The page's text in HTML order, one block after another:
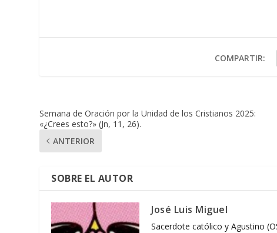
COMPARTIR:
Semana de Oración por la Unidad de los Cristianos 2025:
«¿Crees esto?» (Jn, 11, 26).
ANTERIOR
SOBRE EL AUTOR
José Luis Miguel
Sacerdote católico y Agustino